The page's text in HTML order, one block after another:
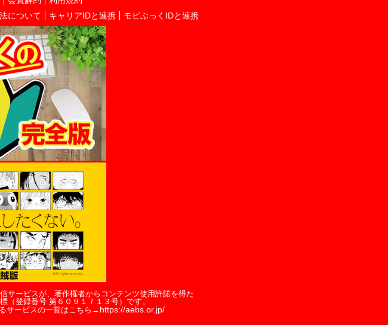
について キャリアIDと連携 モビぶっくIDと連携
サービスが、著作権者からコンテンツ使用許諾を得た
（登録番号 第６０９１７１３号）です。
サービスの一覧はこちら→https://aebs.or.jp/